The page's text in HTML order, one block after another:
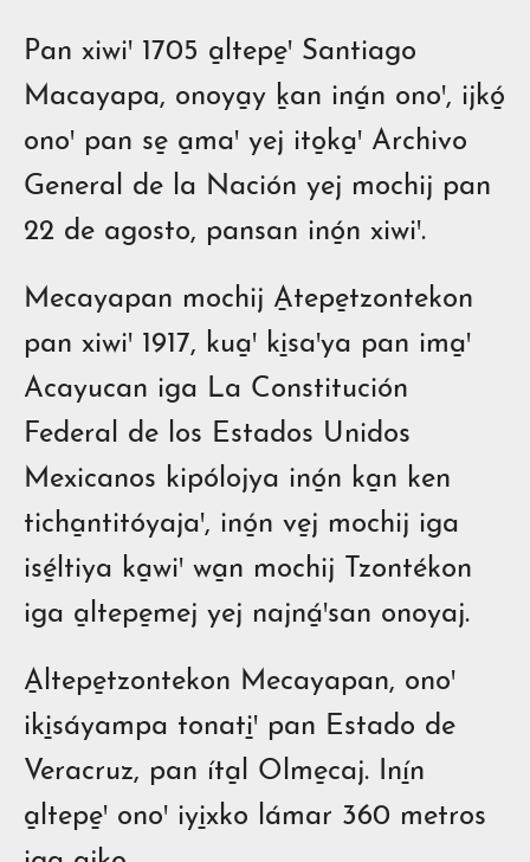
Pan xiwiꞌ 1705 a̱ltepe̱ꞌ Santiago
Macayapa, onoya̱y ḵan iná̱n onoꞌ, ijkó̱
onoꞌ pan se̱ a̱maꞌ yej ito̱ka̱ꞌ Archivo
General de la Nación yej mochij pan
22 de agosto, pansan inó̱n xiwiꞌ.
Mecayapan mochij A̱tepe̱tzontekon
pan xiwiꞌ 1917, kua̱ꞌ ki̱saꞌya pan ima̱ꞌ
Acayucan iga La Constitución
Federal de los Estados Unidos
Mexicanos kipólojya inó̱n ka̱n ken
ticha̱ntitóyajaꞌ, inó̱n ve̱j mochij iga
isé̱ltiya ka̱wiꞌ wa̱n mochij Tzontékon
iga a̱ltepe̱mej yej najná̱ꞌsan onoyaj.
A̱ltepe̱tzontekon Mecayapan, onoꞌ
iki̱sáyampa tonati̱ꞌ pan Estado de
Veracruz, pan íta̱l Olme̱caj. Iní̱n
a̱ltepe̱ꞌ onoꞌ iyi̱xko lámar 360 metros